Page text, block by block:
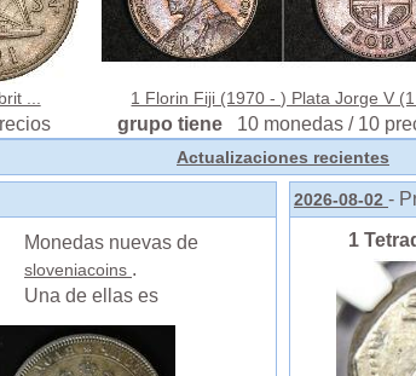
... 1 Florin Fiji (1970 - ) Plata Jorge V (1
grupo tiene 10 monedas / 10
Actualizaciones recientes
Monedas nuevas de
sloveniacoins .
Una de ellas es
2026-08-02 -
1